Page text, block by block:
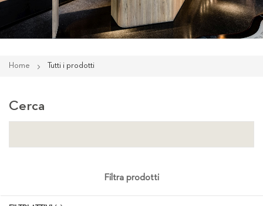
Home Tutti i prodotti
Cerca
Filtra prodotti